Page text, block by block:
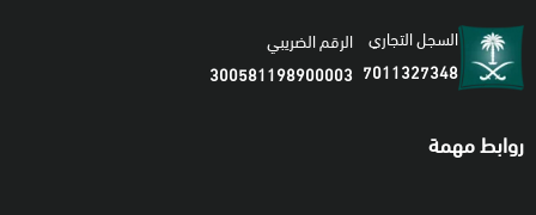
السجل التجاري
7011327348
الرقم الضريبي
300581198900003
روابط مهمة